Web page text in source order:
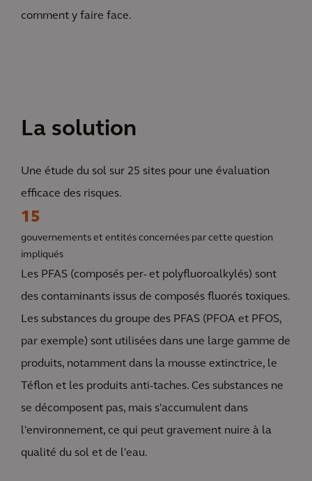
comment y faire face.
La solution
Une étude du sol sur 25 sites pour une évaluation
efficace des risques.
15
gouvernements et entités concernées par cette question
impliqués
Les PFAS (composés per- et polyfluoroalkylés) sont
des contaminants issus de composés fluorés toxiques.
Les substances du groupe des PFAS (PFOA et PFOS,
par exemple) sont utilisées dans une large gamme de
produits, notamment dans la mousse extinctrice, le
Téflon et les produits anti-taches. Ces substances ne
se décomposent pas, mais s'accumulent dans
l'environnement, ce qui peut gravement nuire à la
qualité du sol et de l'eau.